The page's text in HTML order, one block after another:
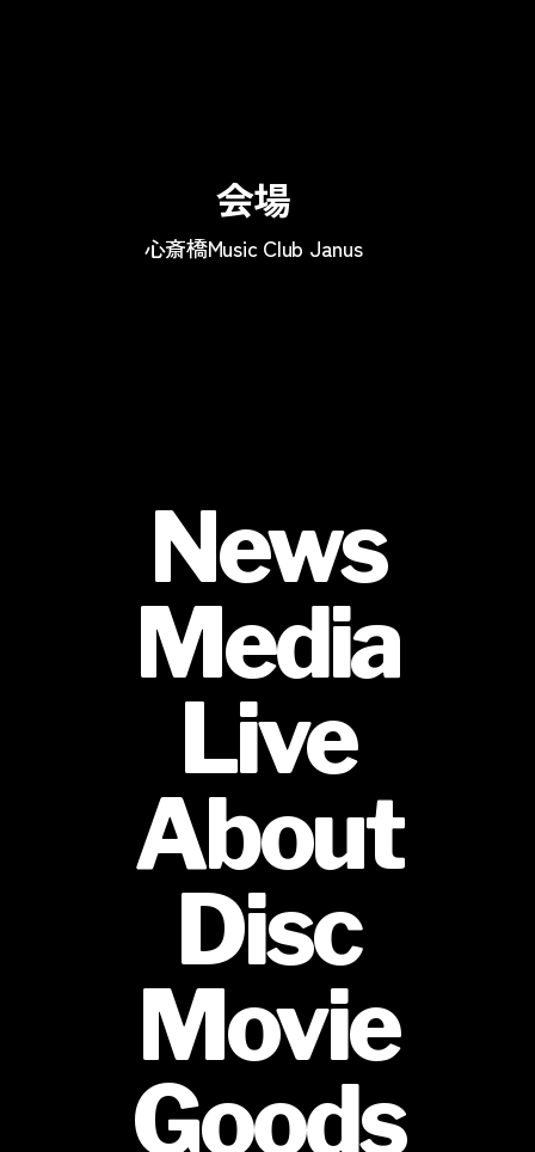
会場
心斎橋Music Club Janus
News
Media
Live
About
Disc
Movie
Goods